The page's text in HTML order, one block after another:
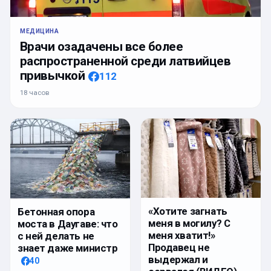
МЕДИЦИНА
Врачи озадачены все более
распространенной среди латвийцев
привычкой
112
18 часов
Бетонная опора
моста в Даугаве: что
с ней делать не
знает даже министр
40
«Хотите загнать
меня в могилу? С
меня хватит!»
Продавец не
выдержал и